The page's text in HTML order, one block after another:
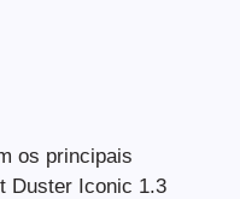
os principais
Duster Iconic 1.3